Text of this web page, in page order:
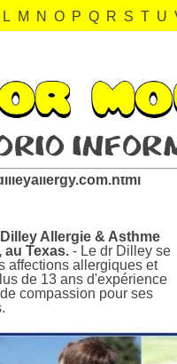
L M N O P Q R S T U
Revisión:
Allergie & Asthme
au Texas.- Le dr Dilley se
affections allergiques et
de 13 ans d'expérience
compassion pour ses